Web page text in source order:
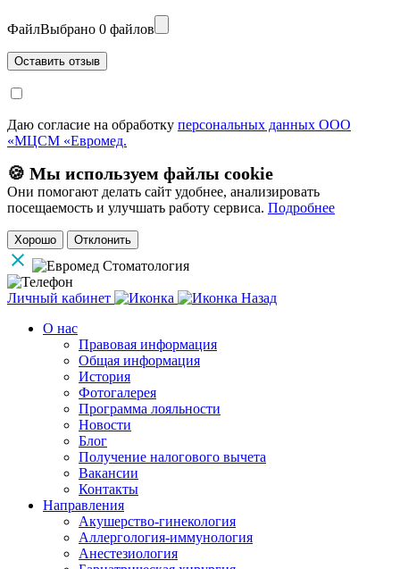
ФайлВыбрано 0 файлов
Даю согласие на обработку персональных данных ООО
«МЦСМ «Евромед.
🍪 Мы используем файлы cookie
Они помогают делать сайт удобнее, анализировать
посещаемость и улучшать работу сервиса. Подробнее
Хорошо Отклонить
Личный кабинет
Назад
О нас
Правовая информация
Общая информация
История
Фотогалерея
Программа лояльности
Новости
Блог
Получение налогового вычета
Вакансии
Контакты
Направления
Акушерство-гинекология
Аллергология-иммунология
Анестезиология